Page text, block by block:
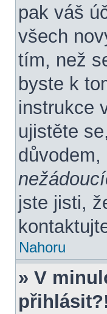
pak váš
všech
tím, než
byste k
instrukce
ujistěte
jste jisti,
Nahoru
» V